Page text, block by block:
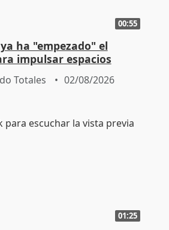
00:55
ha "empezado" el
impulsar espacios
las municipales
Totales 02/08/2026
01:25